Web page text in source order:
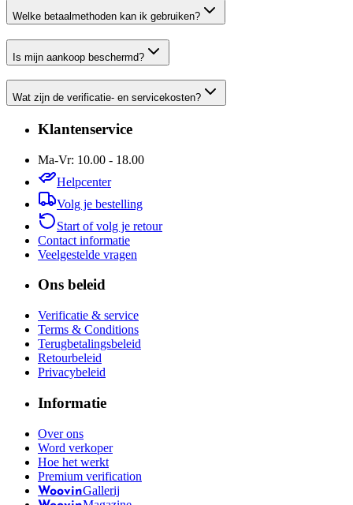
Welke betaalmethoden kan ik gebruiken?
Is mijn aankoop beschermd?
Wat zijn de verificatie- en servicekosten?
Klantenservice
Ma-Vr: 10.00 - 18.00
Helpcenter
Volg je bestelling
Start of volg je retour
Contact informatie
Veelgestelde vragen
Ons beleid
Verificatie & service
Terms & Conditions
Terugbetalingsbeleid
Retourbeleid
Privacybeleid
Informatie
Over ons
Word verkoper
Hoe het werkt
Premium verification
WoovinGallerij